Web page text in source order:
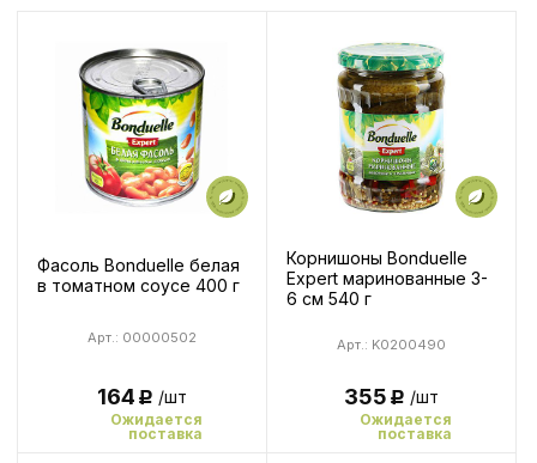
Фасоль Bonduelle белая
в томатном соусе 400 г
Арт.: 00000502
164Р /шт
Ожидается
поставка
Корнишоны Bonduelle
Expert маринованные 3-
6 см 540 г
Арт.: K0200490
355Р /шт
Ожидается
поставка